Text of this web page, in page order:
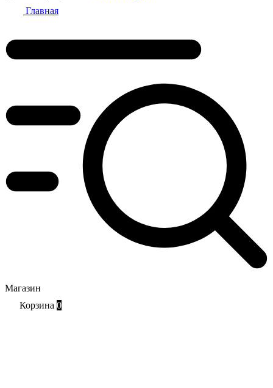
Главная
Магазин
Корзина 0